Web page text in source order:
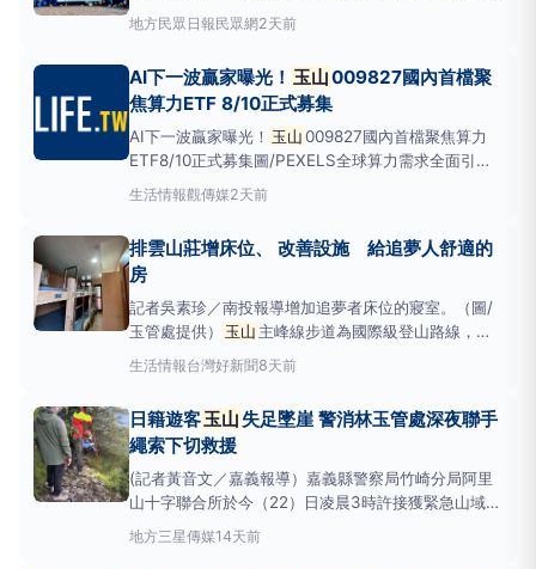
醫療團再度前往暹粒省三家衛生所，當地衛生廳廳長強
調，這是應居民主動要求、肯定馬偕醫療品質而安排，
團赴柬國偏鄉，累計服務近14,000名村
地方民眾日報民眾網2天前
AI下一波贏家曝光！ 玉山009827國內首檔聚
焦算力ETF 8/10正式募集
AI下一波贏家曝光！ 玉山009827國內首檔聚焦算力
ETF8/10正式募集圖/PEXELS全球算力需求全面引
爆，AI競賽也正式從「模型之爭」升級為「算力之
戰」！晶片、記憶體、資料中心、電力設備到太空通
設；台股後
生活情報觀傳媒2天前
排雲山莊增床位、 改善設施 給追夢人舒適的
房
記者吳素珍／南投報導增加追夢者床位的寢室。（圖/
玉管處提供）
玉山 主峰線步道為國際級登山路線，每
年均吸引大量國內外登山人士前來登山，排雲山莊則為
攀登玉山 主峰前最重要的休憩點及宿營地，也是國家
住宿人數，在維護國家公園環境及景觀前提下，內政部
國家公園署玉山
生活情報台灣好新聞8天前
日籍遊客玉山 失足墜崖 警消林玉管處深夜聯手
繩索下切救援
(記者黃音文／嘉義報導）嘉義縣警察局竹崎分局阿里
山十字聯合所於今（22）日凌晨3時許接獲緊急山域救
援通報。一名日籍登山客在
山崖，警方獲報後立即會同消防、保七總隊及嘉義林業
地方三星傳媒14天前